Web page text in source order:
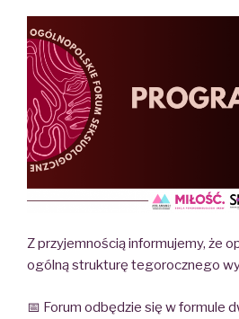
Z przyjemnością informujemy, że
ogólną strukturę tegorocznego
📅 Forum odbędzie się w formule